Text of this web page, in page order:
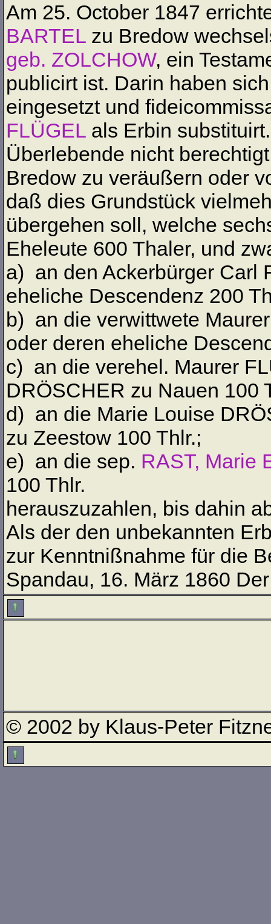
Am 25. October 1847
BARTEL zu Bredow
geb. ZOLCHOW, ein
publicirt ist. Darin haben
eingesetzt und
FLÜGEL als Erbin
Überlebende nicht
Bredow zu veräußern oder
daß dies Grundstück
übergehen soll, welche
Eheleute 600 Thaler, und
a) an den Ackerbürger Carl
eheliche Descendenz 200
b) an die verwittwete
oder deren eheliche
c) an die verehel. Maurer
DRÖSCHER zu Nauen 100
d) an die Marie Louise
zu Zeestow 100 Thlr.;
e) an die sep. RAST, Marie
100 Thlr.
herauszuzahlen, bis dahin
Als der den unbekannten
zur Kenntnißnahme für die
Spandau, 16. März 1860
© 2002 by Klaus-Peter